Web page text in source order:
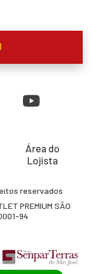
Área do
Lojista
reservados
PREMIUM SÃO
94